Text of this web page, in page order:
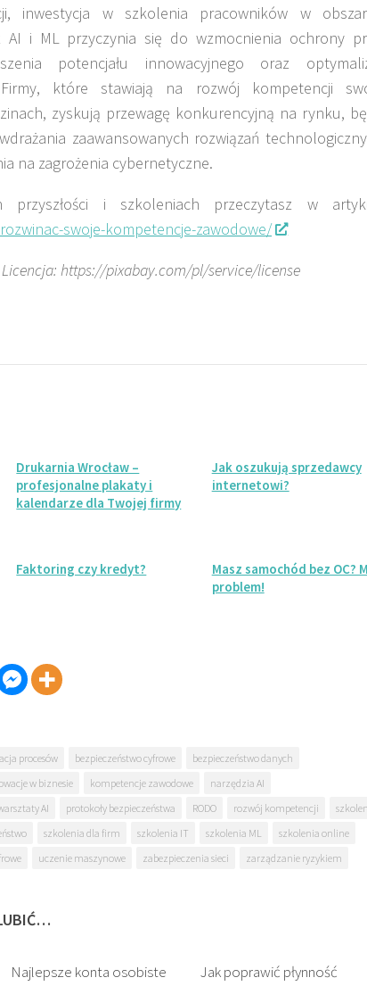
inwestycja w szkolenia pracowników w
AI i ML przyczynia się do wzmocnienia ochrony
potencjału innowacyjnego oraz
które stawiają na rozwój kompetencji
zyskują przewagę konkurencyjną na rynku,
zaawansowanych rozwiązań
na zagrożenia cybernetyczne.
przyszłości i szkoleniach przeczytasz w
swoje-kompetencje-zawodowe/
https://pixabay.com/pl/service/license
Drukarnia Wrocław –
profesjonalne plakaty i
kalendarze dla Twojej firmy
Jak oszukują sprzedawcy
internetowi?
Faktoring czy kredyt?
Masz samochód bez OC?
problem!
procesów bezpieczeństwo cyfrowe
bezpieczeństwo danych
w biznesie kompetencje zawodowe
narzędzia AI
AI protokoły bezpieczeństwa RODO rozwój kompetencji
szkolenia dla firm szkolenia IT szkolenia ML
szkolenia online
uczenie maszynowe zabezpieczenia sieci zarządzanie ryzykiem
Najlepsze konta osobiste
Jak poprawić płynność